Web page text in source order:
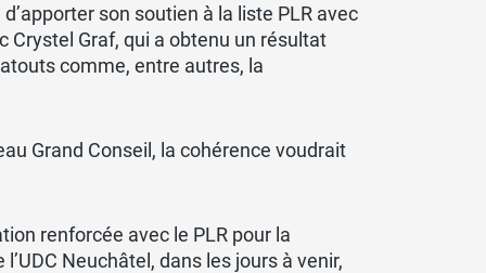
son soutien à la liste PLR avec
Crystel Graf, qui a obtenu un résultat
comme, entre autres, la
Grand Conseil, la cohérence voudrait
renforcée avec le PLR pour la
Neuchâtel, dans les jours à venir,